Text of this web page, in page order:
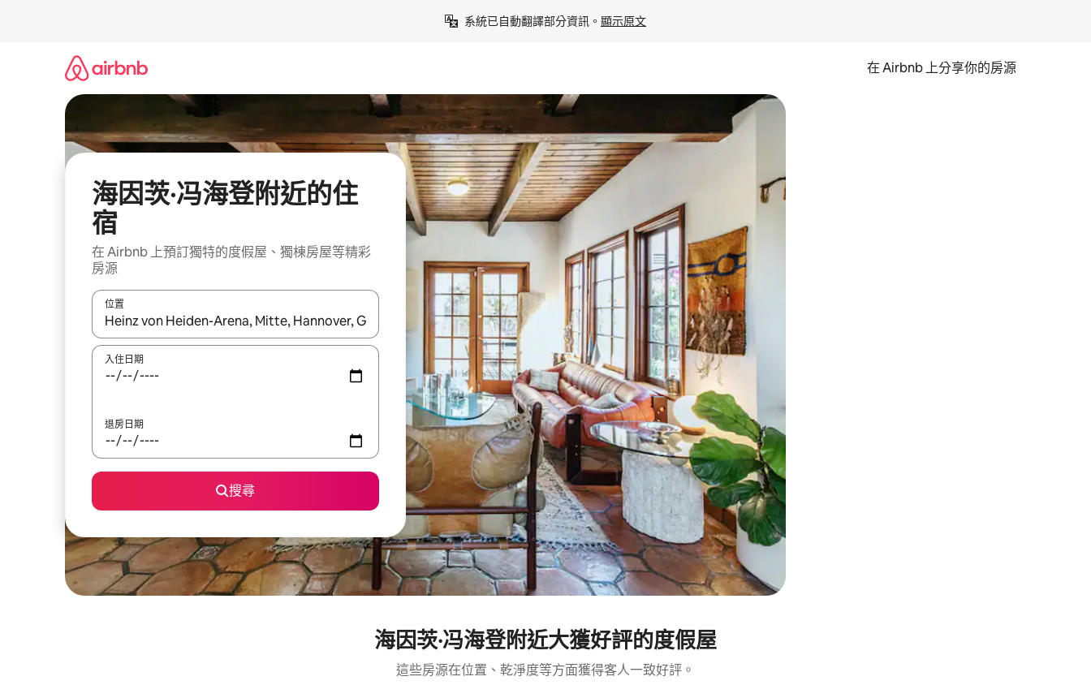
系統已自動翻譯部分資訊。 顯示原文
在 Airbnb 上分享你的房源
海因茨·冯海登附近的住
宿
在 Airbnb 上預訂獨特的度假屋、獨棟房屋等精彩
房源
位置
如有搜尋結果，瀏覽內容時請使用上下箭頭，或輕點、滑動裝置。
入住日期
退房日期
搜尋
海因茨·冯海登附近大獲好評的度假屋
這些房源在位置、乾淨度等方面獲得客人一致好評。